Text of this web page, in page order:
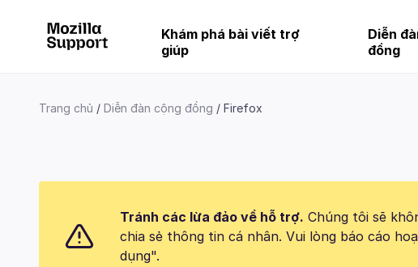
Khám phá bài viết trợ
giúp
Diễn
đồng
Trang chủ Diễn đàn cộng đồng Firefox
Tránh các lừa đảo về hỗ trợ. Chúng tôi sẽ
chia sẻ thông tin cá nhân. Vui lòng báo cáo
dụng".